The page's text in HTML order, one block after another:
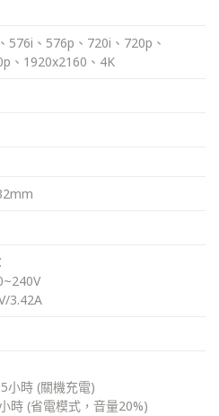
576i、576p、720i、720p、
、1920x2160、4K
3.42A
小時 (關機充電)
時 (省電模式，音量20%)